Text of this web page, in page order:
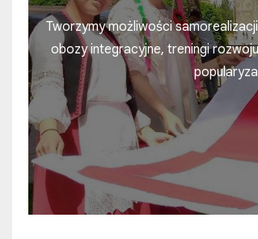
Tworzymy możliwości
obozy integracyjne, treningi